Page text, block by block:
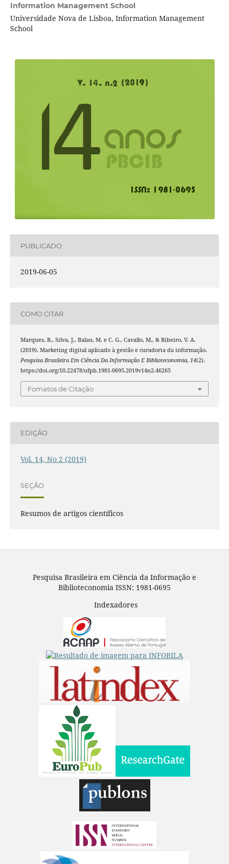
Information Management School
Universidade Nova de Lisboa, Information Management
School
PUBLICADO
2019-06-05
COMO CITAR
Marques, B., Silva, J., Balau, M. e C. G., Cavallo, M., & Ribeiro, V. A.
(2019). Marketing digital aplicado à gestão e curadoria da informação.
Pesquisa Brasileira Em Ciência Da Informação E Biblioteconomia, 14(2).
https://doi.org/10.22478/ufpb.1981-0695.2019v14n2.46265
Fomatos de Citação
EDIÇÃO
Vol. 14, No 2 (2019)
SEÇÃO
Resumos de artigos científicos
Pesquisa Brasileira em Ciência da Informação e
Biblioteconomia ISSN: 1981-0695
Indexadores